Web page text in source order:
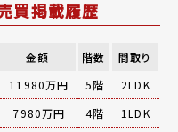
買掲載履歴
金額 階数
間取り
11980万円 5階
2LDK
7980万円 4階
1LDK